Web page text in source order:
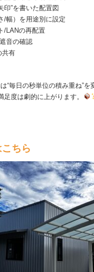
印”を書いた配置図
/幅）を用途別に設定
/LANの再配置
音の確認
共有
は“毎日の秒単位の積み重ね
足度は劇的に上がります。
ちら